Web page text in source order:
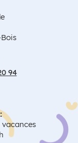
94
vacances